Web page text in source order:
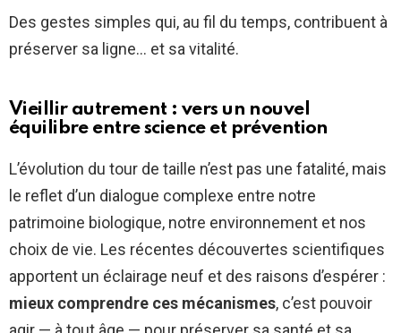
Des gestes simples qui, au fil du temps, contribuent à
préserver sa ligne… et sa vitalité.
Vieillir autrement : vers un nouvel
équilibre entre science et prévention
L’évolution du tour de taille n’est pas une fatalité, mais
le reflet d’un dialogue complexe entre notre
patrimoine biologique, notre environnement et nos
choix de vie. Les récentes découvertes scientifiques
apportent un éclairage neuf et des raisons d’espérer :
mieux comprendre ces mécanismes, c’est pouvoir